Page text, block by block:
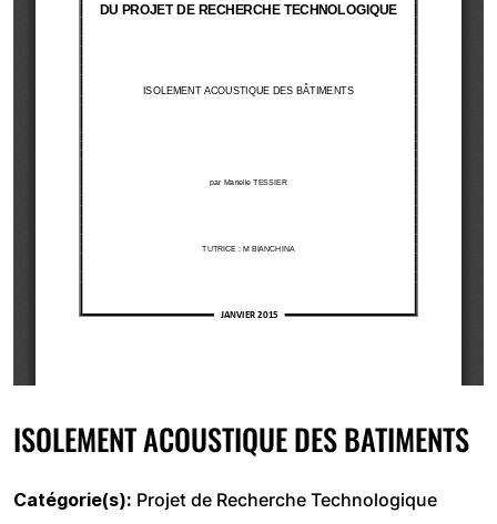
ISOLEMENT ACOUSTIQUE DES BATIMENTS
Catégorie(s) Projet de Recherche Technologique